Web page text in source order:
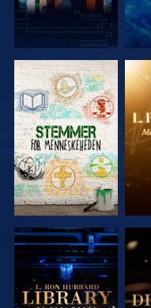
UDFORSK
SERIEN
UDFORSK
SERIEN